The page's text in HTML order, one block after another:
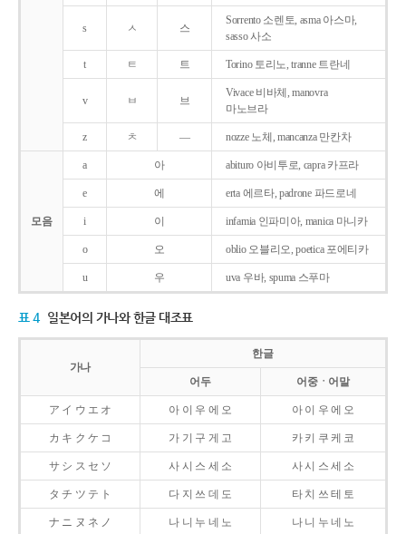
s ㅅ 스
Sorrento 소렌토, asma 아스마,
sasso 사소
t ㅌ 트 Torino 토리노, tranne 트란네
v ㅂ 브
Vivace 비바체, manovra
마노브라
z ㅊ ― nozze 노체, mancanza 만칸차
모음
a 아 abituro 아비투로, capra 카프라
e 에 erta 에르타, padrone 파드로네
i 이 infamia 인파미아, manica 마니카
o 오 oblio 오블리오, poetica 포에티카
u 우 uva 우바, spuma 스푸마
표 4 일본어의 가나와 한글 대조표
가나
한글
어두 어중ㆍ어말
ア イ ウ エ オ 아 이 우 에 오 아 이 우 에 오
カ キ ク ケ コ 가 기 구 게 고 카 키 쿠 케 코
サ シ ス セ ソ 사 시 스 세 소 사 시 스 세 소
タ チ ツ テ ト 다 지 쓰 데 도 타 치 쓰 테 토
ナ ニ ヌ ネ ノ 나 니 누 네 노 나 니 누 네 노